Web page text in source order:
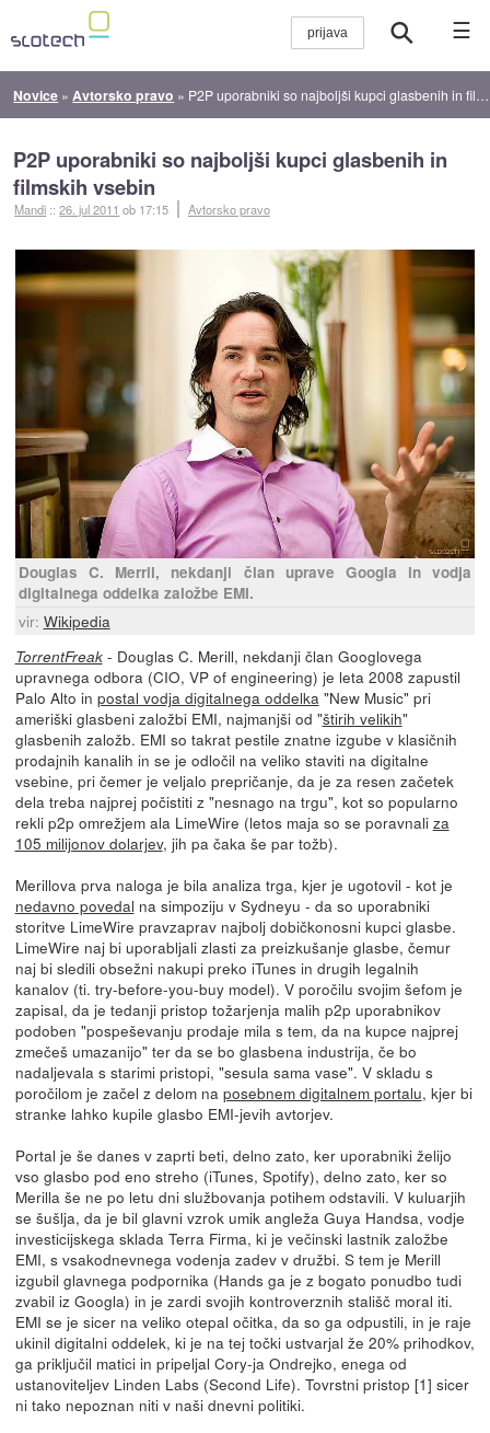
☰
Novice » Avtorsko pravo » P2P uporabniki so najboljši kupci glasbenih in filmskih vsebin
P2P uporabniki so najboljši kupci glasbenih in
filmskih vsebin
Mandi ::26. jul 2011 ob 17:15 Avtorsko pravo
Douglas C. Merril, nekdanji član uprave Googla in vodja
digitalnega oddelka založbe EMI.
vir: Wikipedia
TorrentFreak- Douglas C. Merill, nekdanji član Googlovega
upravnega odbora (CIO, VP of engineering) je leta 2008 zapustil
Palo Alto in postal vodja digitalnega oddelka "New Music" pri
ameriški glasbeni založbi EMI, najmanjši od "štirih velikih"
glasbenih založb. EMI so takrat pestile znatne izgube v klasičnih
prodajnih kanalih in se je odločil na veliko staviti na digitalne
vsebine, pri čemer je veljalo prepričanje, da je za resen začetek
dela treba najprej počistiti z "nesnago na trgu", kot so popularno
rekli p2p omrežjem ala LimeWire (letos maja so se poravnali za
105 milijonov dolarjev, jih pa čaka še par tožb).
Merillova prva naloga je bila analiza trga, kjer je ugotovil - kot je
nedavno povedal na simpoziju v Sydneyu - da so uporabniki
storitve LimeWire pravzaprav najbolj dobičkonosni kupci glasbe.
LimeWire naj bi uporabljali zlasti za preizkušanje glasbe, čemur
naj bi sledili obsežni nakupi preko iTunes in drugih legalnih
kanalov (ti. try-before-you-buy model). V poročilu svojim šefom je
zapisal, da je tedanji pristop tožarjenja malih p2p uporabnikov
podoben "pospeševanju prodaje mila s tem, da na kupce najprej
zmečeš umazanijo" ter da se bo glasbena industrija, če bo
nadaljevala s starimi pristopi, "sesula sama vase". V skladu s
poročilom je začel z delom na posebnem digitalnem portalu, kjer bi
stranke lahko kupile glasbo EMI-jevih avtorjev.
Portal je še danes v zaprti beti, delno zato, ker uporabniki želijo
vso glasbo pod eno streho (iTunes, Spotify), delno zato, ker so
Merilla še ne po letu dni službovanja potihem odstavili. V kuluarjih
se šušlja, da je bil glavni vzrok umik angleža Guya Handsa, vodje
investicijskega sklada Terra Firma, ki je večinski lastnik založbe
EMI, s vsakodnevnega vodenja zadev v družbi. S tem je Merill
izgubil glavnega podpornika (Hands ga je z bogato ponudbo tudi
zvabil iz Googla) in je zardi svojih kontroverznih stališč moral iti.
EMI se je sicer na veliko otepal očitka, da so ga odpustili, in je raje
ukinil digitalni oddelek, ki je na tej točki ustvarjal že 20% prihodkov,
ga priključil matici in pripeljal Cory-ja Ondrejko, enega od
ustanoviteljev Linden Labs (Second Life). Tovrstni pristop [1] sicer
ni tako nepoznan niti v naši dnevni politiki.